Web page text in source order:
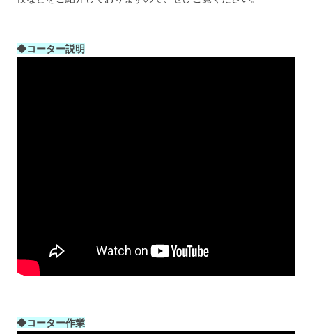
◆コーター説明
◆コーター作業